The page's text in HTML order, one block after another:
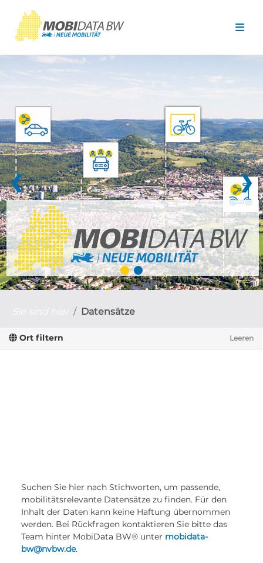
❮ ❯
Datensätze
Ort filtern Leeren
Suchen Sie hier nach Stichworten, um passende,
mobilitätsrelevante Datensätze zu finden. Für den
Inhalt der Daten kann keine Haftung übernommen
werden. Bei Rückfragen kontaktieren Sie bitte das
Team hinter MobiData BW® unter mobidata-
bw@nvbw.de.